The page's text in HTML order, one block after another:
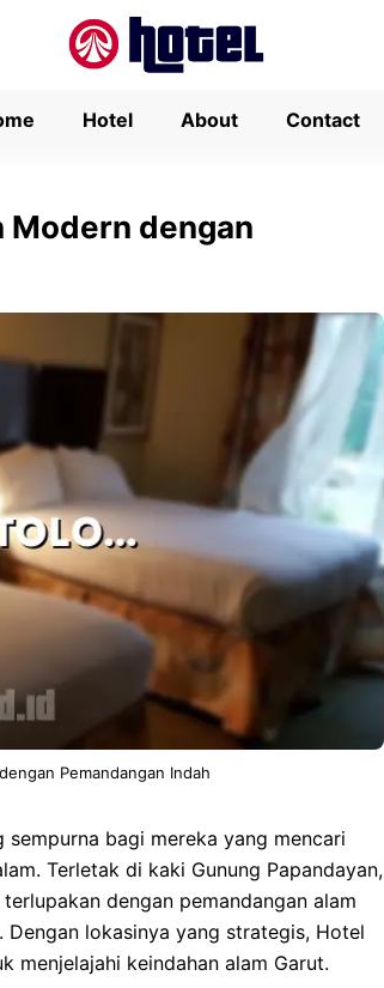
Hotel About Contact
Modern dengan
Pemandangan Indah
bagi mereka yang mencari
Terletak di kaki Gunung Papandayan,
dengan pemandangan alam
lokasinya yang strategis, Hotel
menjelajahi keindahan alam Garut.